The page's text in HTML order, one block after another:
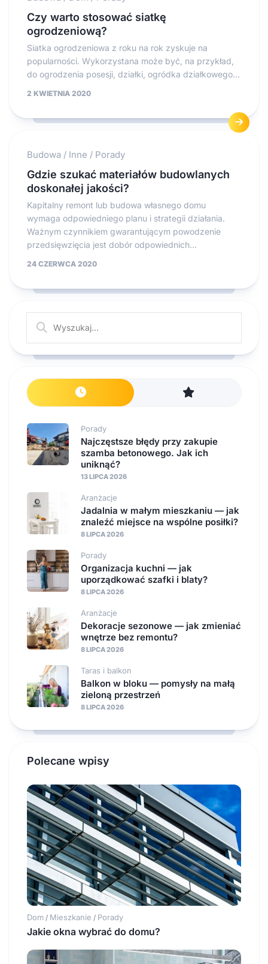
Czy warto stosować siatkę
ogrodzeniową?
Siatka ogrodzeniowa z roku na rok zyskuje na
popularności. Wykorzystana może być, na przykład,
do ogrodzenia posesji, działki, ogródka działkowego...
2 KWIETNIA 2020
Budowa / Inne / Porady
Gdzie szukać materiałów budowlanych
doskonałej jakości?
Kapitalny remont lub budowa własnego domu
wymaga odpowiedniego planu i strategii działania.
Ważnym czynnikiem gwarantującym powodzenie
przedsięwzięcia jest dobór odpowiednich...
24 CZERWCA 2020
Porady
Najczęstsze błędy przy zakupie
szamba betonowego. Jak ich
uniknąć?
13 LIPCA 2026
Aranżacje
Jadalnia w małym mieszkaniu — jak
znaleźć miejsce na wspólne posiłki?
8 LIPCA 2026
Porady
Organizacja kuchni — jak
uporządkować szafki i blaty?
8 LIPCA 2026
Aranżacje
Dekoracje sezonowe — jak zmieniać
wnętrze bez remontu?
8 LIPCA 2026
Taras i balkon
Balkon w bloku — pomysły na małą
zieloną przestrzeń
8 LIPCA 2026
Polecane wpisy
Dom / Mieszkanie / Porady
Jakie okna wybrać do domu?